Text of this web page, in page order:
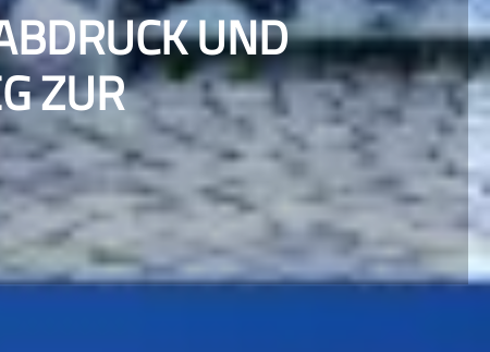
UND U
N